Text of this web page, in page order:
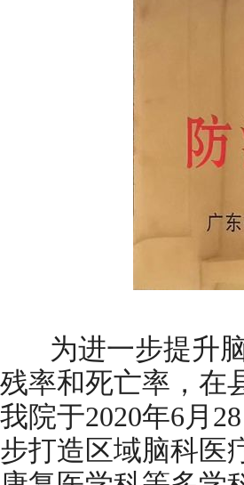
为进一步提升脑
残率和死亡率，在
我院于2020年6月
步打造区域脑科医